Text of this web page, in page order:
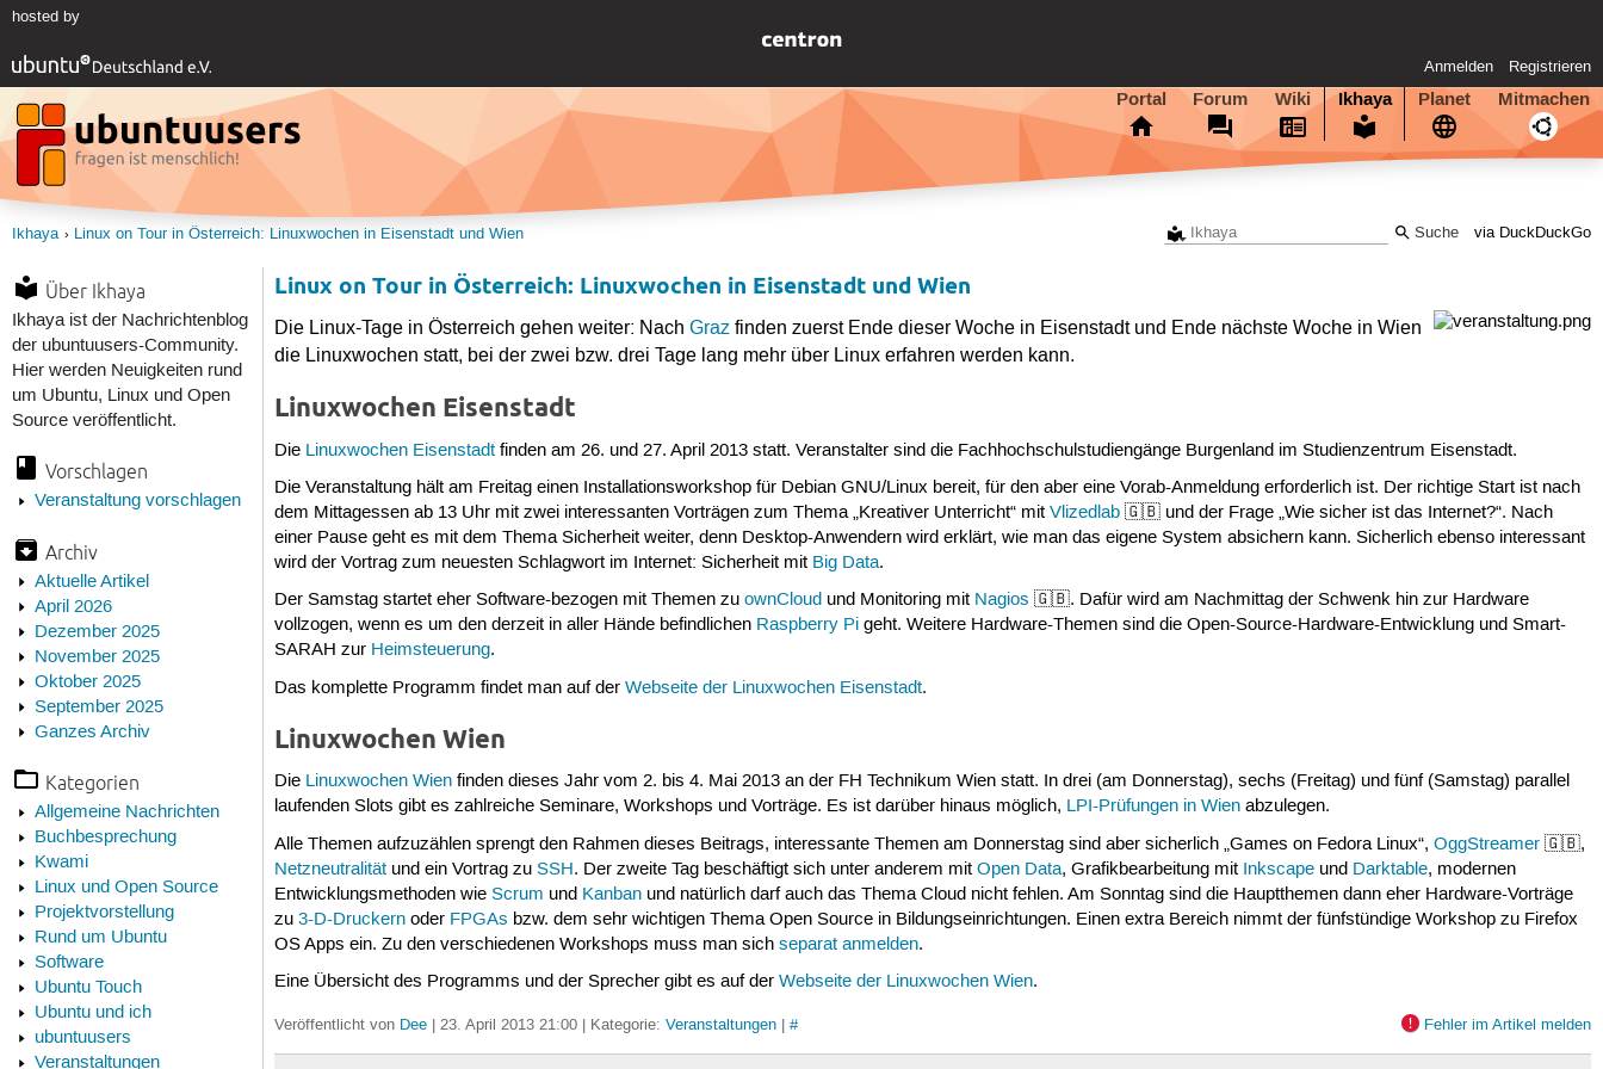
hosted by
Anmelden Registrieren
Portal Forum Wiki Ikhaya Planet Mitmachen
via DuckDuckGo
Ikhaya Linux on Tour in Österreich: Linuxwochen in Eisenstadt und Wien
Über Ikhaya
Ikhaya ist der Nachrichtenblog
der ubuntuusers-Community.
Hier werden Neuigkeiten rund
um Ubuntu, Linux und Open
Source veröffentlicht.
Vorschlagen
Veranstaltung vorschlagen
Archiv
Aktuelle Artikel
April 2026
Dezember 2025
November 2025
Oktober 2025
September 2025
Ganzes Archiv
Kategorien
Allgemeine Nachrichten
Buchbesprechung
Kwami
Linux und Open Source
Projektvorstellung
Rund um Ubuntu
Software
Ubuntu Touch
Ubuntu und ich
ubuntuusers
Veranstaltungen
Linux on Tour in Österreich: Linuxwochen in Eisenstadt und Wien
Die Linux-Tage in Österreich gehen weiter: NachGraz finden zuerst Ende dieser Woche in Eisenstadt und Ende nächste Woche in Wien
die Linuxwochen statt, bei der zwei bzw. drei Tage lang mehr über Linux erfahren werden kann.
Linuxwochen Eisenstadt
Die Linuxwochen Eisenstadt finden am 26. und 27. April 2013 statt. Veranstalter sind die Fachhochschulstudiengänge Burgenland im Studienzentrum Eisenstadt.
Die Veranstaltung hält am Freitag einen Installationsworkshop für Debian GNU/Linux bereit, für den aber eine Vorab-Anmeldung erforderlich ist. Der richtige Start ist nach
dem Mittagessen ab 13 Uhr mit zwei interessanten Vorträgen zum Thema „Kreativer Unterricht“ mitVlizedlab 🇬🇧 und der Frage „Wie sicher ist das Internet?“. Nach
einer Pause geht es mit dem Thema Sicherheit weiter, denn Desktop-Anwendern wird erklärt, wie man das eigene System absichern kann. Sicherlich ebenso interessant
wird der Vortrag zum neuesten Schlagwort im Internet: Sicherheit mit Big Data.
Der Samstag startet eher Software-bezogen mit Themen zuownCloud und Monitoring mit Nagios 🇬🇧. Dafür wird am Nachmittag der Schwenk hin zur Hardware
vollzogen, wenn es um den derzeit in aller Hände befindlichen Raspberry Pi geht. Weitere Hardware-Themen sind die Open-Source-Hardware-Entwicklung und Smart-
SARAH zur Heimsteuerung.
Das komplette Programm findet man auf derWebseite der Linuxwochen Eisenstadt.
Linuxwochen Wien
Die Linuxwochen Wien finden dieses Jahr vom 2. bis 4. Mai 2013 an der FH Technikum Wien statt. In drei (am Donnerstag), sechs (Freitag) und fünf (Samstag) parallel
laufenden Slots gibt es zahlreiche Seminare, Workshops und Vorträge. Es ist darüber hinaus möglich, LPI-Prüfungen in Wien abzulegen.
Alle Themen aufzuzählen sprengt den Rahmen dieses Beitrags, interessante Themen am Donnerstag sind aber sicherlich „Games on Fedora Linux“,OggStreamer 🇬🇧,
Netzneutralität und ein Vortrag zuSSH. Der zweite Tag beschäftigt sich unter anderem mitOpen Data, Grafikbearbeitung mit Inkscape und Darktable, modernen
Entwicklungsmethoden wieScrum und Kanban und natürlich darf auch das Thema Cloud nicht fehlen. Am Sonntag sind die Hauptthemen dann eher Hardware-Vorträge
zu3-D-Druckern oder FPGAs bzw. dem sehr wichtigen Thema Open Source in Bildungseinrichtungen. Einen extra Bereich nimmt der fünfstündige Workshop zu Firefox
OS Apps ein. Zu den verschiedenen Workshops muss man sichseparat anmelden.
Eine Übersicht des Programms und der Sprecher gibt es auf derWebseite der Linuxwochen Wien.
Veröffentlicht von Dee | 23. April 2013 21:00 | Kategorie:Veranstaltungen |# Fehler im Artikel melden